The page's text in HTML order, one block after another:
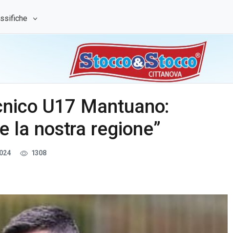
U17 Mantuano:
la nostra regione”
1308